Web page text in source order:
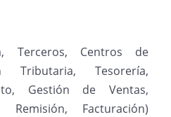
Terceros, Centros de
Tributaria, Tesorería,
Gestión de Ventas,
Remisión, Facturación)